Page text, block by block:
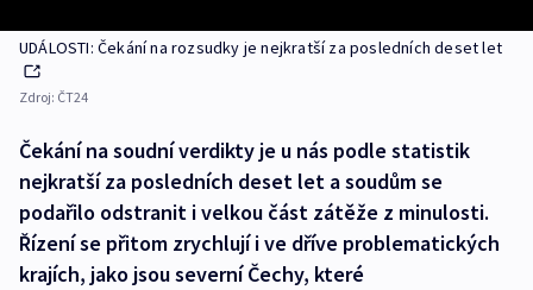
UDÁLOSTI: Čekání na rozsudky je nejkratší za posledních deset let
Zdroj: ČT24
Čekání na soudní verdikty je u nás podle statistik
nejkratší za posledních deset let a soudům se
podařilo odstranit i velkou část zátěže z minulosti.
Řízení se přitom zrychlují i ve dříve problematických
krajích, jako jsou severní Čechy, které